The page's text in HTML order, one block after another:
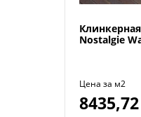
Nostalgie
Цена за м2
8435,72